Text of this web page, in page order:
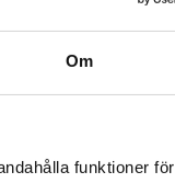
Om
funktioner för